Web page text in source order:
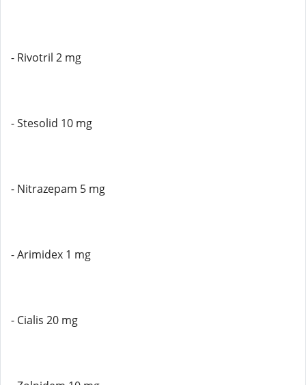
- Rivotril 2 mg
- Stesolid 10 mg
- Nitrazepam 5 mg
- Arimidex 1 mg
- Cialis 20 mg